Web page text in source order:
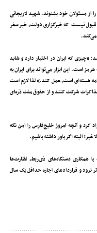
مسئولان خود بشنوند. شهید لاریجانی
قبول نیست که خبرگزاری دولت، خبر سفر
می‌کند.
که ایران در اختیار دارد و شاید
است. این ابزار می‌تواند برای ایران به‌
هسته‌ای است، عمل کند.» لذا لازم است
مذاکرات شرکت کنند و از حقوق ملت ذره‌ای
و آنچه امروز خلیج‌فارس را امن نگه
البته اگر باور داشته باشیم.
همکاری دستگاه‌های ذی‌ربط، نظارت‌ها
نرود و قراردادهای اجاره حداقل یک سال